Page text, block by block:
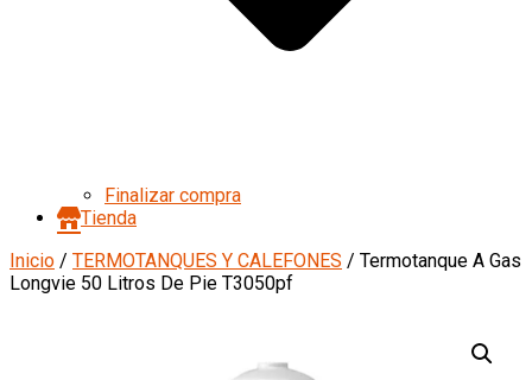
Finalizar compra
Tienda
Inicio / TERMOTANQUES Y CALEFONES / Termotanque A Gas
Longvie 50 Litros De Pie T3050pf